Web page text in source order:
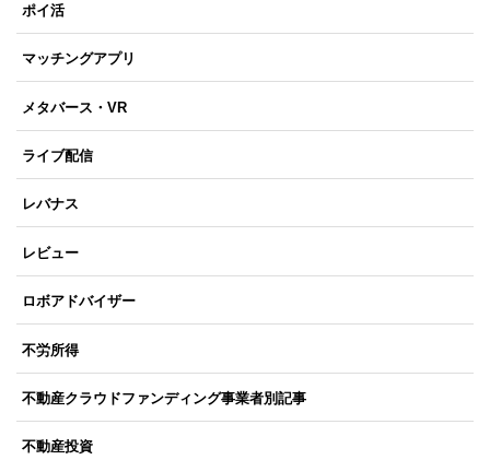
ポイ活
マッチングアプリ
メタバース・VR
ライブ配信
レバナス
レビュー
ロボアドバイザー
不労所得
不動産クラウドファンディング事業者別記事
不動産投資